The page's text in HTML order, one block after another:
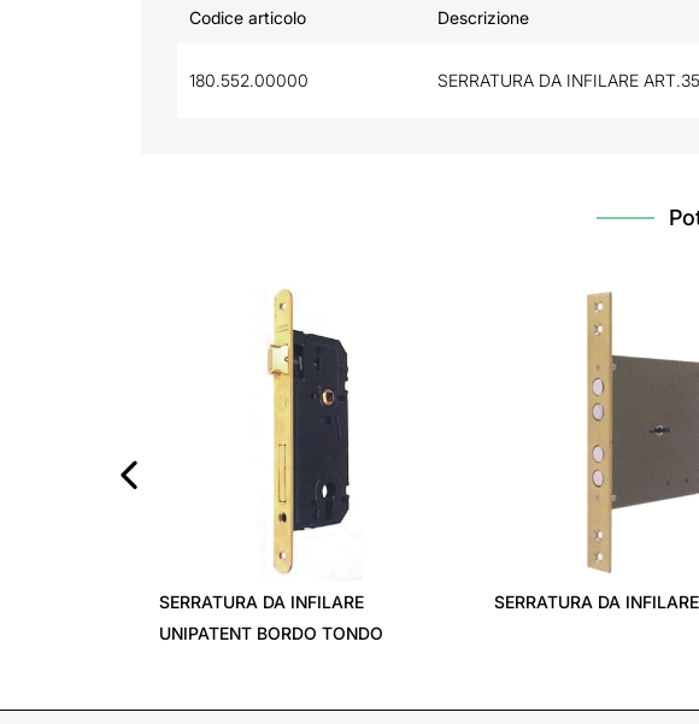
Codice articolo Descrizione
180.552.00000 SERRATURA DA INFILARE
SERRATURA DA INFILARE
UNIPATENT BORDO TONDO
SERRATURA DA